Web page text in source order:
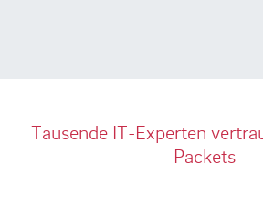
Tausende IT-Experten
Packets